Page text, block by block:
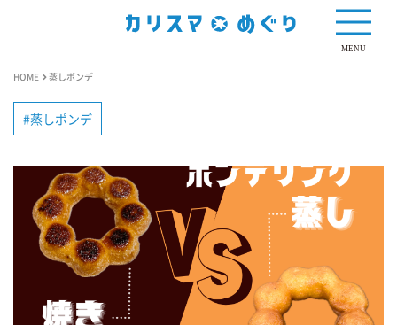
MENU
HOME 蒸しポンデ
蒸しポンデ